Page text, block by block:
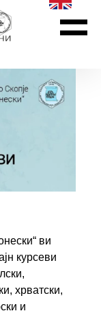
ви
курсеви
хрватски,
и